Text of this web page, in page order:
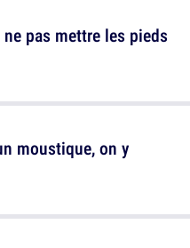
pas mettre les pieds
moustique, on y